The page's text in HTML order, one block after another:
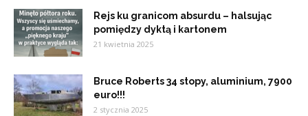
Rejs ku granicom absurdu – halsując
pomiędzy dyktą i kartonem
21 kwietnia 2025
Bruce Roberts 34 stopy, aluminium, 7900
euro!!!
2 stycznia 2025